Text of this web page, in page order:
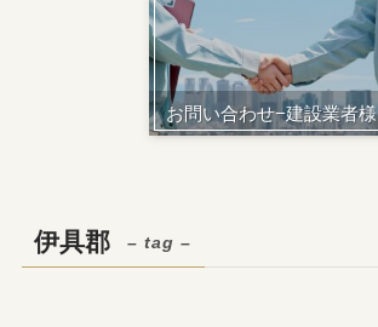
お問い合わせ−建設業者様
伊具郡 – tag –